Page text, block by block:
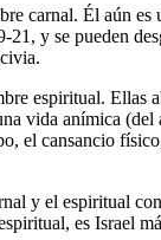
carnal. Él aún
y se pueden
espiritual.
vida anímica
cansancio
y el espiritual
es Israel